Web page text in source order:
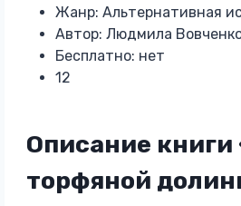
Жанр: Альтернативная
Автор: Людмила
Бесплатно: нет
12
Описание книги
торфяной